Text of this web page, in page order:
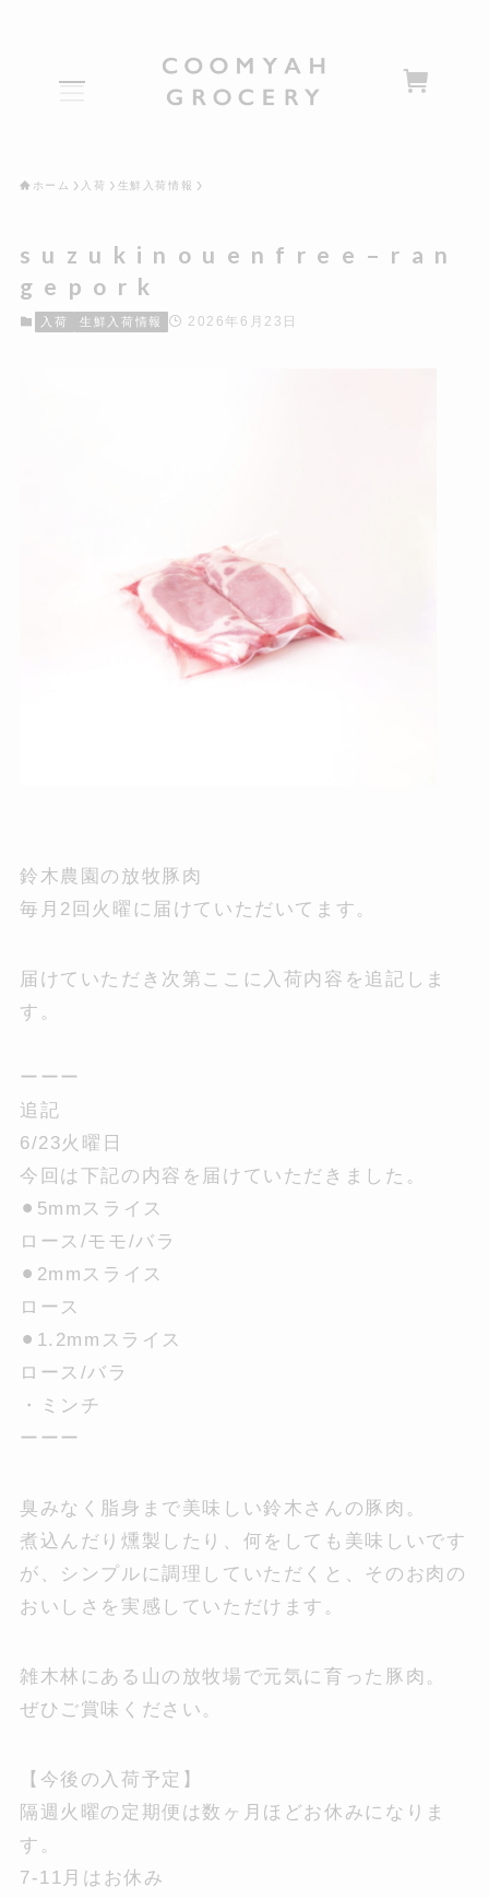
ホーム 入荷 生鮮入荷情報
s u z u k i n o u e n f r e e – r a n
g e p o r k
入荷 生鮮入荷情報 2026年6月23日
鈴木農園の放牧豚肉
毎月2回火曜に届けていただいてます。
届けていただき次第ここに入荷内容を追記しま
す。
ーーー
追記
6/23火曜日
今回は下記の内容を届けていただきました。
⚫︎5mmスライス
ロース/モモ/バラ
⚫︎2mmスライス
ロース
⚫︎1.2mmスライス
ロース/バラ
・ミンチ
ーーー
臭みなく脂身まで美味しい鈴木さんの豚肉。
煮込んだり燻製したり、何をしても美味しいです
が、シンプルに調理していただくと、そのお肉の
おいしさを実感していただけます。
雑木林にある山の放牧場で元気に育った豚肉。
ぜひご賞味ください。
【今後の入荷予定】
隔週火曜の定期便は数ヶ月ほどお休みになりま
す。
7-11月はお休み